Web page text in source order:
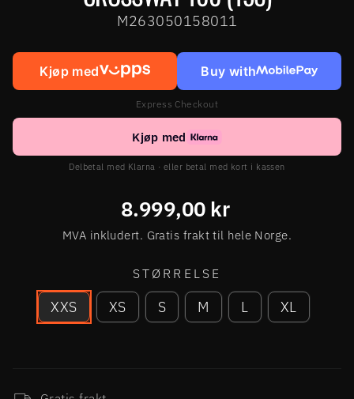
M263050158011
Kjøp med Buy with
Express Checkout
Kjøp med
Delbetal med Klarna · eller betal med kort i kassen
Ordinær
8.999,00 kr
MVA inkludert. Gratis frakt til hele Norge.
STØRRELSE
XXS XS S M L XL